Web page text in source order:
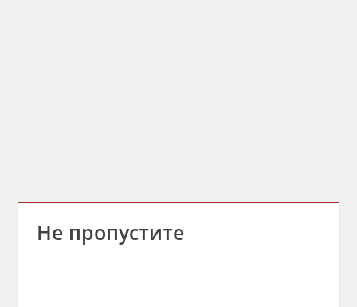
Не пропустите